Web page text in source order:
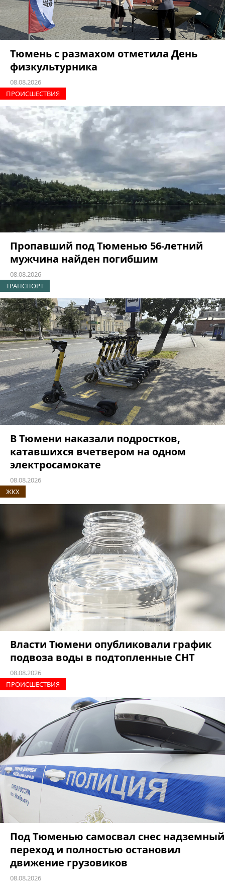
Тюмень с размахом отметила День
физкультурника
08.08.2026
ПРОИCШЕСТВИЯ
Пропавший под Тюменью 56-летний
мужчина найден погибшим
08.08.2026
ТРАНСПОРТ
В Тюмени наказали подростков,
катавшихся вчетвером на одном
электросамокате
08.08.2026
ЖКХ
Власти Тюмени опубликовали график
подвоза воды в подтопленные СНТ
08.08.2026
ПРОИCШЕСТВИЯ
Под Тюменью самосвал снес надземный
переход и полностью остановил
движение грузовиков
08.08.2026